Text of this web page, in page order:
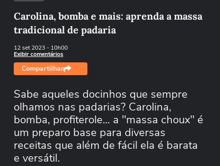
Carolina, bomba e mais: aprenda a massa
tradicional de padaria
12 set 2023- 10h00
Exibir comentários
Compartilhar
Sabe aqueles docinhos que sempre
olhamos nas padarias? Carolina,
bomba, profiterole... a "massa choux" é
um preparo base para diversas
receitas que além de fácil ela é barata
e versátil.